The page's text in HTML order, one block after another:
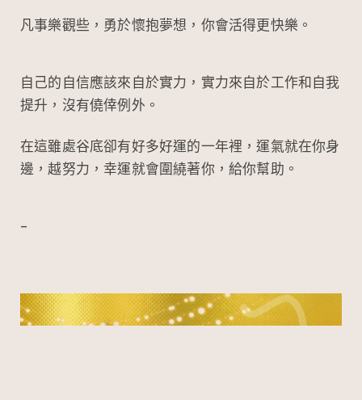
凡事樂觀些，勇於懷抱夢想，你會活得更快樂。
自己的自信應該來自於實力，實力來自於工作和自我
提升，沒有僥倖例外。
在這雖處谷底卻有好多好運的一年裡，運氣就在你身
邊，越努力，幸運就會圍繞著你，給你幫助。
–